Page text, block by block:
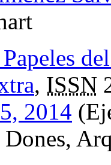
, ISSN
2014